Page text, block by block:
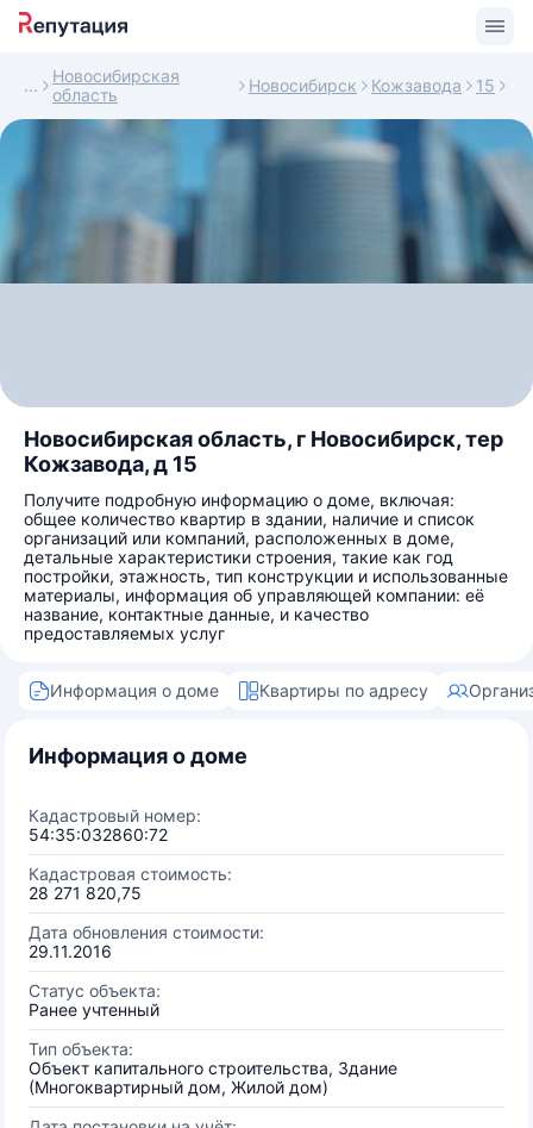
Новосибирская
область
Новосибирск Кожзавода 15
Новосибирская область, г Новосибирск, тер
Кожзавода, д 15
Получите подробную информацию о доме, включая:
общее количество квартир в здании, наличие и список
организаций или компаний, расположенных в доме,
детальные характеристики строения, такие как год
постройки, этажность, тип конструкции и использованные
материалы, информация об управляющей компании: её
название, контактные данные, и качество
предоставляемых услуг
Информация о доме Квартиры по адресу
Информация о доме
Кадастровый номер:
54:35:032860:72
Кадастровая стоимость:
28 271 820,75
Дата обновления стоимости:
29.11.2016
Статус объекта:
Ранее учтенный
Тип объекта:
Объект капитального строительства, Здание
(Многоквартирный дом, Жилой дом)